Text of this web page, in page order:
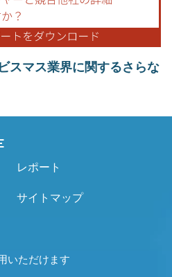
スマス業界に関するさらな
レポート
サイトマップ
いただけます